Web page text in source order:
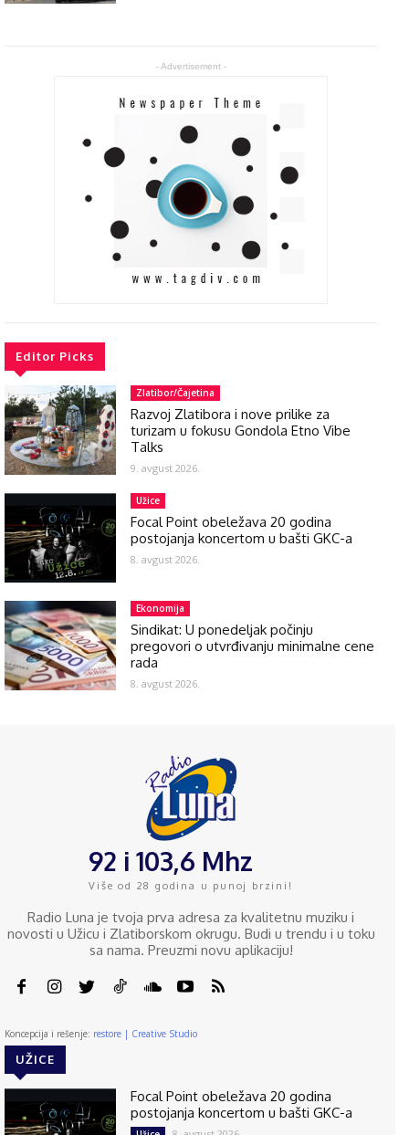
- Advertisement -
Editor Picks
Zlatibor/Čajetina
Razvoj Zlatibora i nove prilike za
turizam u fokusu Gondola Etno Vibe
Talks
9. avgust 2026.
Užice
Focal Point obeležava 20 godina
postojanja koncertom u bašti GKC-a
8. avgust 2026.
Ekonomija
Sindikat: U ponedeljak počinju
pregovori o utvrđivanju minimalne cene
rada
8. avgust 2026.
92 i 103,6 Mhz
Više od 28 godina u punoj brzini!
Radio Luna je tvoja prva adresa za kvalitetnu muziku i
novosti u Užicu i Zlatiborskom okrugu. Budi u trendu i u toku
sa nama. Preuzmi novu aplikaciju!
Koncepcija i rešenje: restore | Creative Studio
UŽICE
Focal Point obeležava 20 godina
postojanja koncertom u bašti GKC-a